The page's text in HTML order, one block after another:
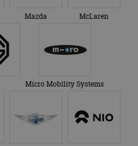
Mazda McLaren
Micro Mobility Systems